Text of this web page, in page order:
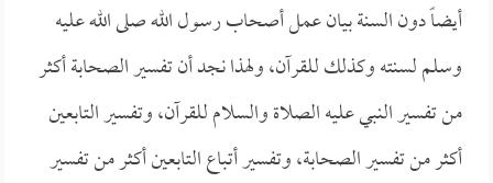
أيضاً دون السنة بيان عمل أصحاب رسول الله صلى الله عليه
وسلم لسنته وكذلك للقرآن، ولهذا نجد أن تفسير الصحابة أكثر
من تفسير النبي عليه الصلاة والسلام للقرآن، وتفسير التابعين
أكثر من تفسير الصحابة، وتفسير أتباع التابعين أكثر من تفسير